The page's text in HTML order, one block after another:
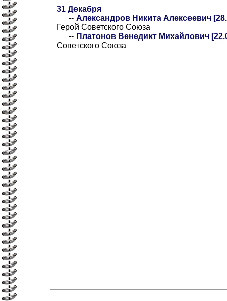
31 Декабря
-- Александров Никита Алексеевич
Герой Советского Союза
-- Платонов Венедикт Михайлович
Советского Союза